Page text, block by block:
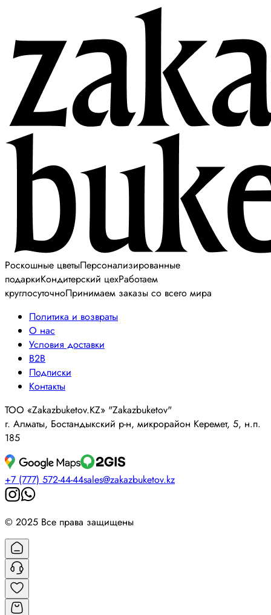
Роскошные цветыПерсонализированные
подаркиКондитерский цехРаботаем
круглосуточноПринимаем заказы со всего мира
Политика и возвраты
О нас
Условия доставки
B2B
Подписки
Контакты
ТОО «Zakazbuketov.KZ» "Zakazbuketov"
г. Алматы, Бостандыкский р-н, микрорайон Керемет, 5, н.п.
185
+7 (777) 572-44-44sales@zakazbuketov.kz
© 2025 Все права защищены